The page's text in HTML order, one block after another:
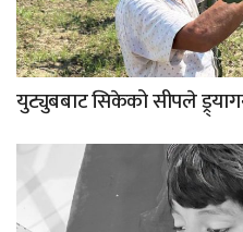
युट्युबबाट सिकेको सीपले